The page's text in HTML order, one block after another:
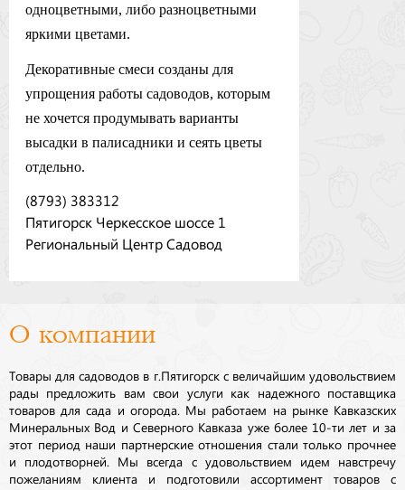
одноцветными, либо разноцветными
яркими цветами.
Декоративные смеси созданы для
упрощения работы садоводов, которым
не хочется продумывать варианты
высадки в палисадники и сеять цветы
отдельно.
(8793) 383312
Пятигорск Черкесское шоссе 1
Региональный Центр Садовод
О компании
Товары для садоводов в г.Пятигорск с величайшим удовольствием
рады предложить вам свои услуги как надежного поставщика
товаров для сада и огорода. Мы работаем на рынке Кавказских
Минеральных Вод и Северного Кавказа уже более 10-ти лет и за
этот период наши партнерские отношения стали только прочнее
и плодотворней. Мы всегда с удовольствием идем навстречу
пожеланиям клиента и подготовили ассортимент товаров с